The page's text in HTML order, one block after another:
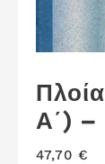
Α΄) –
47,70 €